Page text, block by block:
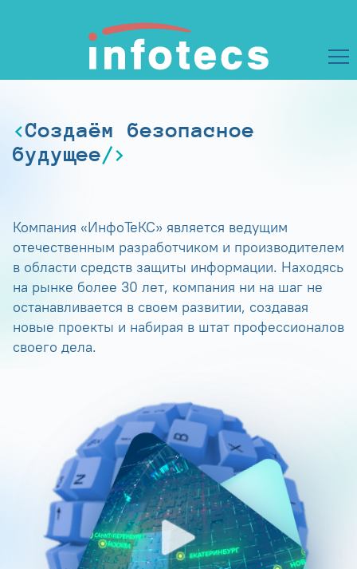
Создаём безопасное
будущее
Компания «ИнфоТеКС» является ведущим
отечественным разработчиком и производителем
в области средств защиты информации. Находясь
на рынке более 30 лет, компания ни на шаг не
останавливается в своем развитии, создавая
новые проекты и набирая в штат профессионалов
своего дела.